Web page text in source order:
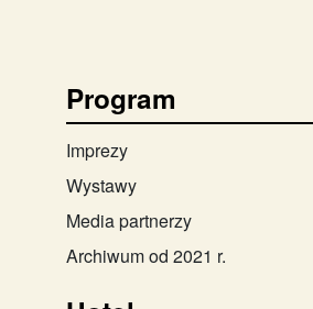
Program
Imprezy
Wystawy
Media partnerzy
Archiwum od 2021 r.